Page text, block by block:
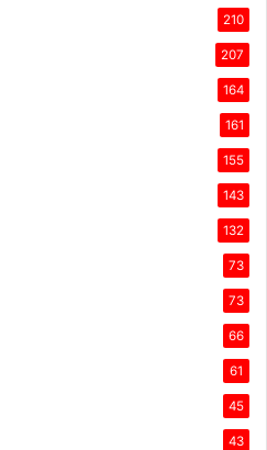
210
207
164
161
155
143
132
73
73
66
61
45
43